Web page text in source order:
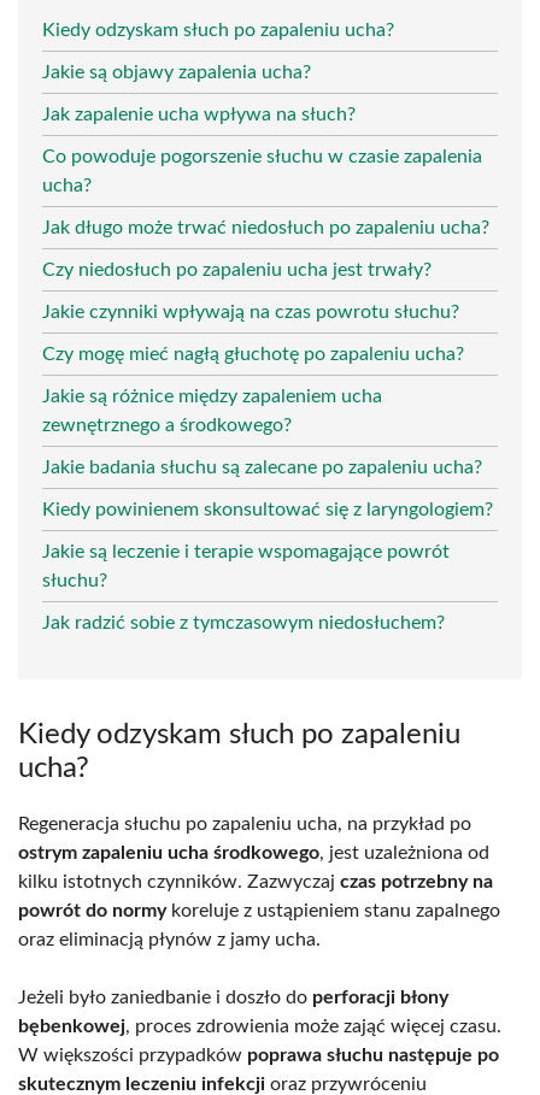
Kiedy odzyskam słuch po zapaleniu ucha?
Jakie są objawy zapalenia ucha?
Jak zapalenie ucha wpływa na słuch?
Co powoduje pogorszenie słuchu w czasie zapalenia
ucha?
Jak długo może trwać niedosłuch po zapaleniu ucha?
Czy niedosłuch po zapaleniu ucha jest trwały?
Jakie czynniki wpływają na czas powrotu słuchu?
Czy mogę mieć nagłą głuchotę po zapaleniu ucha?
Jakie są różnice między zapaleniem ucha
zewnętrznego a środkowego?
Jakie badania słuchu są zalecane po zapaleniu ucha?
Kiedy powinienem skonsultować się z laryngologiem?
Jakie są leczenie i terapie wspomagające powrót
słuchu?
Jak radzić sobie z tymczasowym niedosłuchem?
Kiedy odzyskam słuch po zapaleniu
ucha?
Regeneracja słuchu po zapaleniu ucha, na przykład po
ostrym zapaleniu ucha środkowego, jest uzależniona od
kilku istotnych czynników. Zazwyczaj czas potrzebny na
powrót do normykoreluje z ustąpieniem stanu zapalnego
oraz eliminacją płynów z jamy ucha.
Jeżeli było zaniedbanie i doszło do perforacji błony
bębenkowej, proces zdrowienia może zająć więcej czasu.
W większości przypadków poprawa słuchu następuje po
skutecznym leczeniu infekcji oraz przywróceniu